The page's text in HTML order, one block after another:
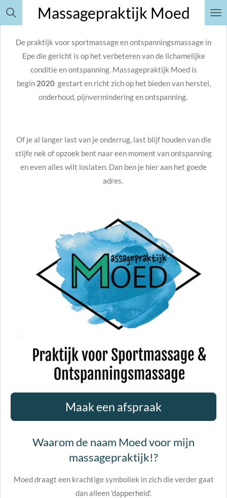
Ga
direct
naar
hoofdinhoud
Massagepraktijk Moed
De praktijk voor sportmassage en ontspanningsmassage in
Epe die gericht is op het verbeteren van de lichamelijke
conditie en ontspanning.Massagepraktijk Moedis
begin 2020gestart en richt zich op het bieden van herstel,
onderhoud, pijnvermindering en ontspanning.
Of je al langer last van je onderrug, last blijf houden van die
stijfe nek of opzoek bent naar een moment van ontspanning
en even alles wilt loslaten. Dan ben je hier aan het goede
adres.
Maak een afspraak
Waarom de naam Moed voor mijn
massagepraktijk!?
Moed draagt een krachtige symboliek in zich die verder gaat
dan alleen 'dapperheid'.